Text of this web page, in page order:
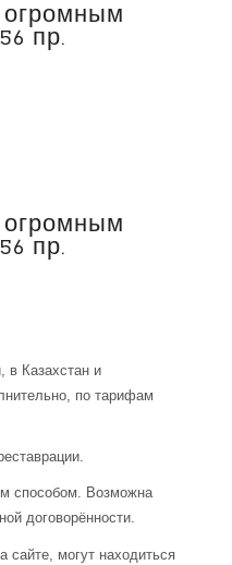
пр.
пр.
в Казахстан и
по тарифам
способом. Возможна
договорённости.
сайте, могут находиться